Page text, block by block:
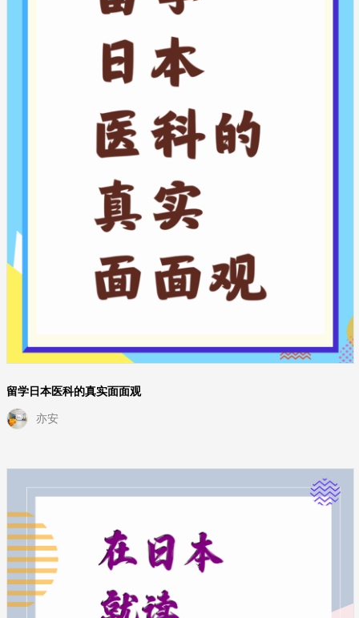
留学日本医科的真实面面观
亦安